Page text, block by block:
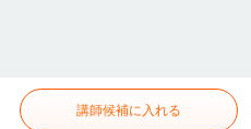
講師候補に入れる